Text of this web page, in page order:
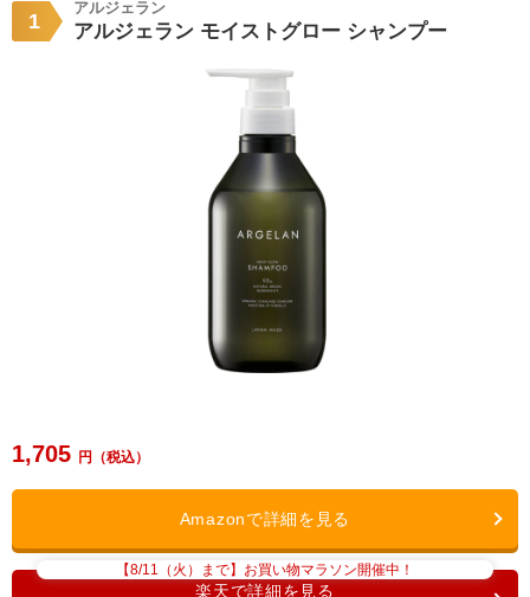
1
アルジェラン
アルジェラン モイストグロー シャンプー
1,705
【8/11（火）まで】お買い物マラソン開催中！